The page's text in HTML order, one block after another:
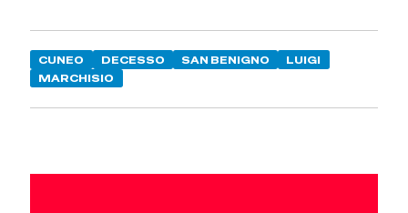
CUNEO DECESSO SAN BENIGNO
LUIGI
MARCHISIO